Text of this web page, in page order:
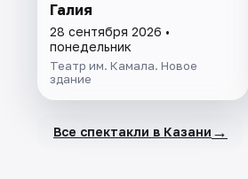
Галия
28 сентября 2026 •
понедельник
Театр им. Камала. Новое
здание
Все спектакли в Казани →